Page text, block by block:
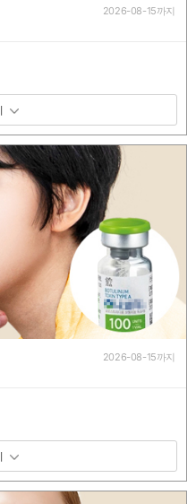
2026-08-15까지
패키지 보기 토글
2026-08-15까지
패키지 보기 토글